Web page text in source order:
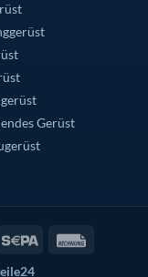
Gerüst